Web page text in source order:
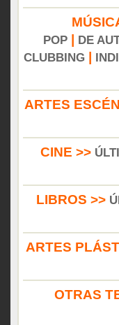
POP
DE
CLUBBING
ARTES
CINE >>
LIBROS >>
ARTES
OTRAS